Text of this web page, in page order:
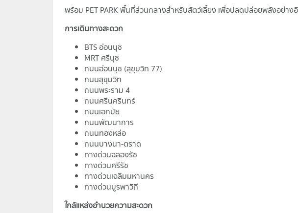
พร้อม PET PARK พื้นที่ส่วนกลางสำหรับสัตว์เลี้ยง เพื่อปลดปล่อยพลังอย่างอิ
การเดินทางสะดวก
BTS อ่อนนุช
MRT ศรีนุช
ถนนอ่อนนุช (สุขุมวิท 77)
ถนนสุขุมวิท
ถนนพระราม 4
ถนนศรีนครินทร์
ถนนเอกมัย
ถนนพัฒนาการ
ถนนทองหล่อ
ถนนบางนา-ตราด
ทางด่วนฉลองรัช
ทางด่วนศรีรัช
ทางด่วนเฉลิมมหานคร
ทางด่วนบูรพาวิถี
ใกล้แหล่งอำนวยความสะดวก